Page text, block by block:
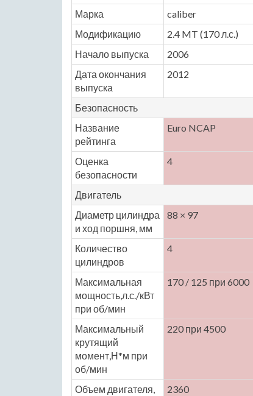
Марка
caliber
Модификацию
2.4 MT (170 л.с.)
Начало выпуска
2006
Дата окончания
выпуска
2012
Безопасность
Название
рейтинга
Euro NCAP
Оценка
безопасности
4
Двигатель
Диаметр цилиндра
и ход поршня, мм
88 × 97
Количество
цилиндров
4
Максимальная
мощность,л.с./кВт
при об/мин
170 / 125 при 6000
Максимальный
крутящий
момент,Н*м при
об/мин
220 при 4500
Объем двигателя,
2360